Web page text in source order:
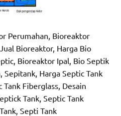
Perumahan, Bioreaktor
Bioreaktor, Harga Bio
Bioreaktor Ipal, Bio Septik
Sepitank, Harga Septic Tank
Fiberglass, Desain
Tank, Septic Tank
Septi Tank